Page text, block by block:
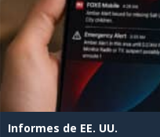
Informes de EE. UU.